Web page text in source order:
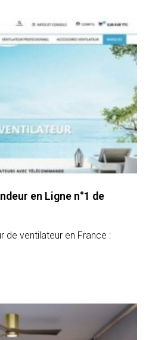
en Ligne n°1 de
de ventilateur en France :